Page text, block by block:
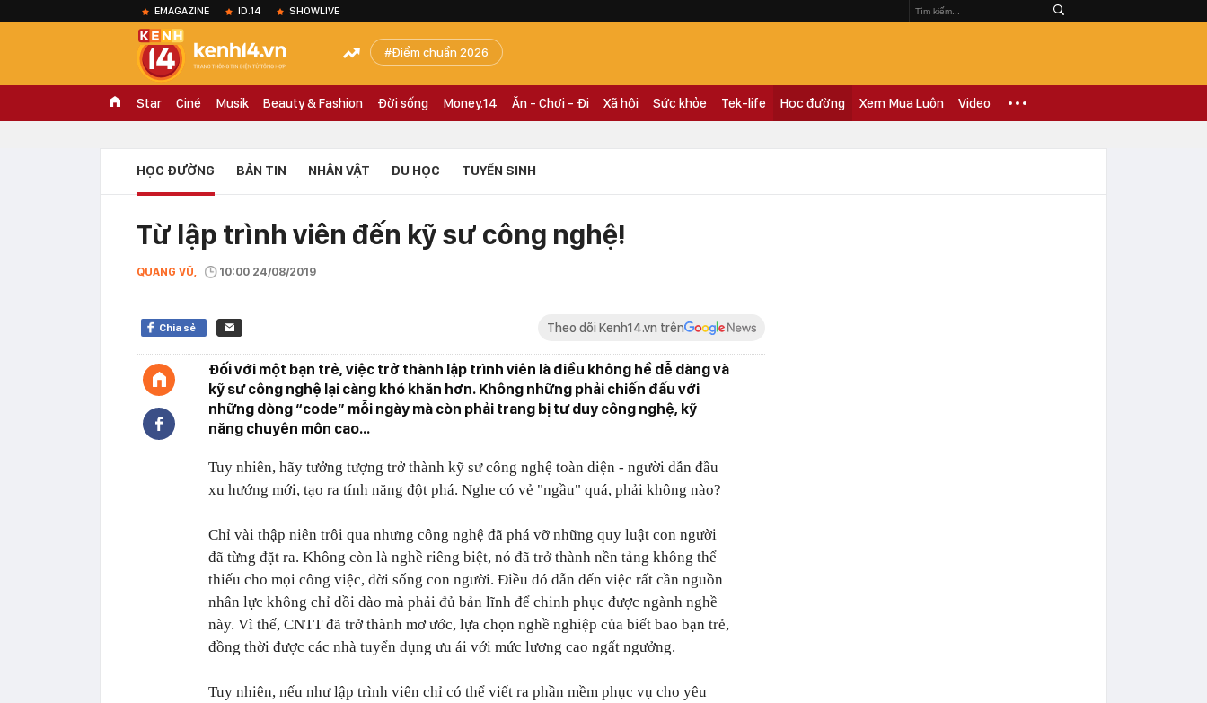
EMAGAZINE ID.14 SHOWLIVE
Điểm chuẩn 2026
Star Ciné Musik Beauty & Fashion Đời sống Money.14 Ăn - Chơi - Đi Xã hội Sức khỏe Tek-life Học đường Xem Mua Luôn Video
HỌC ĐƯỜNG BẢN TIN NHÂN VẬT DU HỌC TUYỂN SINH
Từ lập trình viên đến kỹ sư công nghệ!
QUANG VŨ, 10:00 24/08/2019
Chia sẻ Theo dõi Kenh14.vn trên
Đối với một bạn trẻ, việc trở thành lập trình viên là điều không hề dễ dàng và
kỹ sư công nghệ lại càng khó khăn hơn. Không những phải chiến đấu với
những dòng “code” mỗi ngày mà còn phải trang bị tư duy công nghệ, kỹ
năng chuyên môn cao...
Tuy nhiên, hãy tưởng tượng trở thành kỹ sư công nghệ toàn diện - người dẫn đầu
xu hướng mới, tạo ra tính năng đột phá. Nghe có vẻ "ngầu" quá, phải không nào?
Chỉ vài thập niên trôi qua nhưng công nghệ đã phá vỡ những quy luật con người
đã từng đặt ra. Không còn là nghề riêng biệt, nó đã trở thành nền tảng không thể
thiếu cho mọi công việc, đời sống con người. Điều đó dẫn đến việc rất cần nguồn
nhân lực không chỉ dồi dào mà phải đủ bản lĩnh để chinh phục được ngành nghề
này. Vì thế, CNTT đã trở thành mơ ước, lựa chọn nghề nghiệp của biết bao bạn trẻ,
đồng thời được các nhà tuyển dụng ưu ái với mức lương cao ngất ngưởng.
Tuy nhiên, nếu như lập trình viên chỉ có thể viết ra phần mềm phục vụ cho yêu